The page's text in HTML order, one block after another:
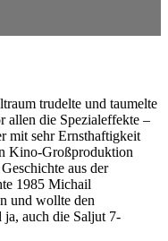
trudelte und taumelte
allen die Spezialeffekte –
mit sehr Ernsthaftigkeit
Kino-Großproduktion
aus der
1985 Michail
und wollte den
auch die Saljut 7-